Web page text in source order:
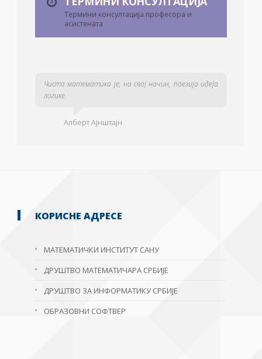
Термини консултација професора и
асистената
Чиста математика је, на свој начин, поезија идеја
логике.
Алберт Ајнштајн
КОРИСНЕ АДРЕСЕ
МАТЕМАТИЧКИ ИНСТИТУТ САНУ
ДРУШТВО МАТЕМАТИЧАРА СРБИЈЕ
ДРУШТВО ЗА ИНФОРМАТИКУ СРБИЈЕ
ОБРАЗОВНИ СОФТВЕР